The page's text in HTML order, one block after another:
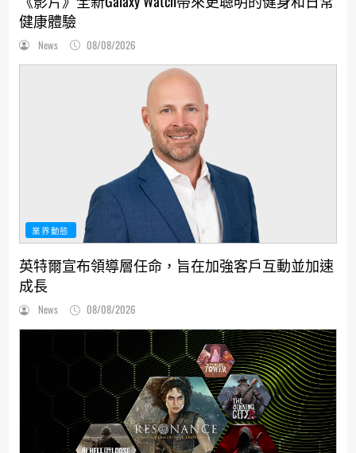
健康體驗
News 08/08/2026
業界動態
英特爾宣布領導層任命，旨在加強客戶互動並加速
成長
News 08/08/2026